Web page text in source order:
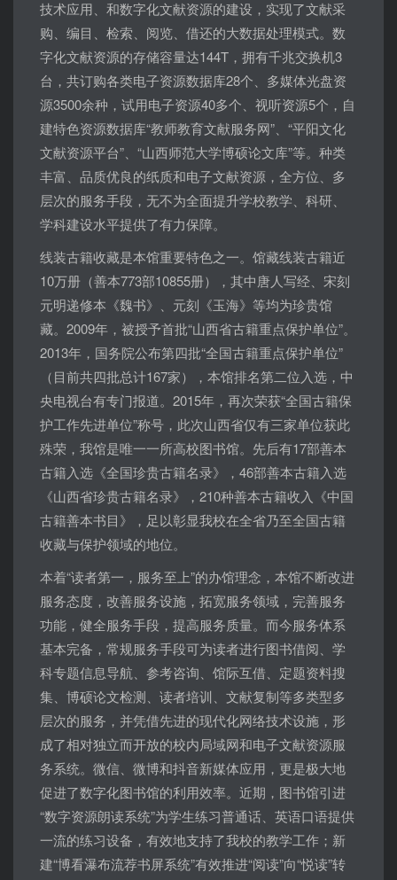
技术应用、和数字化文献资源的建设，实现了文献采
购、编目、检索、阅览、借还的大数据处理模式。数
字化文献资源的存储容量达144T，拥有千兆交换机3
台，共订购各类电子资源数据库28个、多媒体光盘资
源3500余种，试用电子资源40多个、视听资源5个，自
建特色资源数据库“教师教育文献服务网”、“平阳文化
文献资源平台”、“山西师范大学博硕论文库”等。种类
丰富、品质优良的纸质和电子文献资源，全方位、多
层次的服务手段，无不为全面提升学校教学、科研、
学科建设水平提供了有力保障。
线装古籍收藏是本馆重要特色之一。馆藏线装古籍近
10万册（善本773部10855册），其中唐人写经、宋刻
元明递修本《魏书》、元刻《玉海》等均为珍贵馆
藏。2009年，被授予首批“山西省古籍重点保护单位”。
2013年，国务院公布第四批“全国古籍重点保护单位”
（目前共四批总计167家），本馆排名第二位入选，中
央电视台有专门报道。2015年，再次荣获“全国古籍保
护工作先进单位”称号，此次山西省仅有三家单位获此
殊荣，我馆是唯一一所高校图书馆。先后有17部善本
古籍入选《全国珍贵古籍名录》，46部善本古籍入选
《山西省珍贵古籍名录》，210种善本古籍收入《中国
古籍善本书目》，足以彰显我校在全省乃至全国古籍
收藏与保护领域的地位。
本着“读者第一，服务至上”的办馆理念，本馆不断改进
服务态度，改善服务设施，拓宽服务领域，完善服务
功能，健全服务手段，提高服务质量。而今服务体系
基本完备，常规服务手段可为读者进行图书借阅、学
科专题信息导航、参考咨询、馆际互借、定题资料搜
集、博硕论文检测、读者培训、文献复制等多类型多
层次的服务，并凭借先进的现代化网络技术设施，形
成了相对独立而开放的校内局域网和电子文献资源服
务系统。微信、微博和抖音新媒体应用，更是极大地
促进了数字化图书馆的利用效率。近期，图书馆引进
“数字资源朗读系统”为学生练习普通话、英语口语提供
一流的练习设备，有效地支持了我校的教学工作；新
建“博看瀑布流荐书屏系统”有效推进“阅读”向“悦读”转